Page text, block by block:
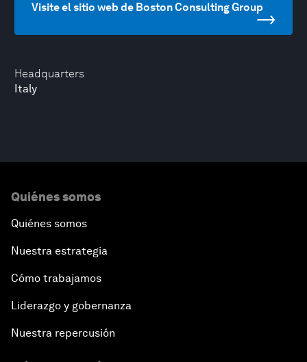
Headquarters
Italy
Visite el sitio web de Boston Consulting Group
Quiénes somos
Quiénes somos
Nuestra estrategia
Cómo trabajamos
Liderazgo y gobernanza
Nuestra repercusión